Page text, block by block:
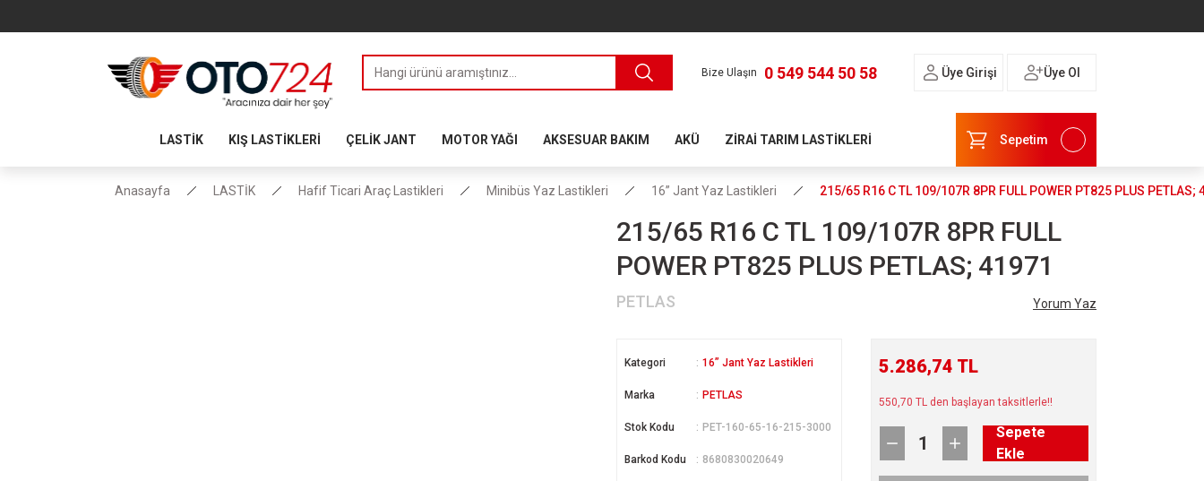
Bize Ulaşın 0 549 544 50 58 Üye Girişi Üye Ol
LASTİK KIŞ LASTİKLERİ ÇELİK JANT MOTOR YAĞI AKSESUAR BAKIM AKÜ ZİRAİ TARIM LASTİKLERİ Sepetim
Anasayfa LASTİK Hafif Ticari Araç Lastikleri Minibüs Yaz Lastikleri 16” Jant Yaz Lastikleri 215/65 R16 C TL 109/107R 8PR FULL POWER PT825 PLUS PETLAS;
215/65 R16 C TL 109/107R 8PR FULL
POWER PT825 PLUS PETLAS; 41971
PETLAS Yorum Yaz
Kategori 16” Jant Yaz Lastikleri
Marka PETLAS
Stok Kodu PET-160-65-16-215-3000
Barkod Kodu 8680830020649
5.286,74 TL
550,70 TL den başlayan taksitlerle!!
Sepete
Ekle